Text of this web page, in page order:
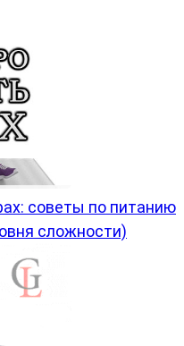
советы по питанию
сложности)